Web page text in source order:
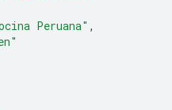
Peruana" ,